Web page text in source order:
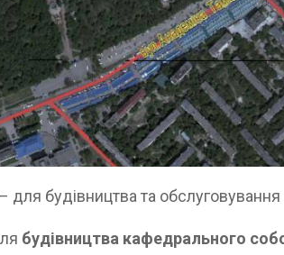
будівництва та обслуговування
будівництва кафедрального